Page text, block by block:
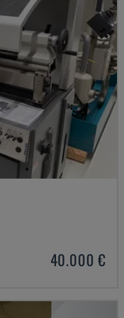
40.000 €